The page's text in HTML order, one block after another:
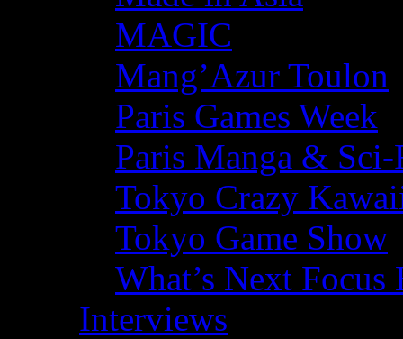
MAGIC
Mang’Azur Toulon
Paris Games Week
Paris Manga &
Tokyo Crazy
Tokyo Game Show
What’s Next
Interviews